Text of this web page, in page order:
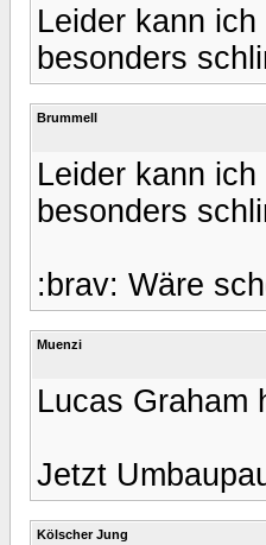
Leider kann
besonders
Brummell
Leider kann
besonders
:brav: Wäre
Muenzi
Lucas Graham
Jetzt
Kölscher Jung